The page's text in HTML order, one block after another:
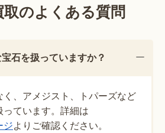
のよくある質問
石を扱っていますか？
く、アメジスト、トパーズなど
ています。詳細は
ジよりご確認ください。